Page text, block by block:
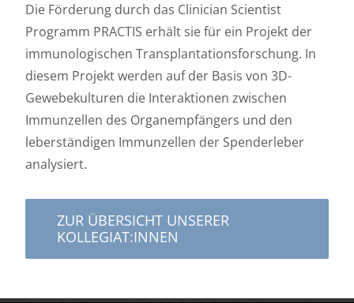
Die Förderung durch das Clinician Scientist
Programm PRACTIS erhält sie für ein Projekt der
immunologischen Transplantationsforschung. In
diesem Projekt werden auf der Basis von 3D-
Gewebekulturen die Interaktionen zwischen
Immunzellen des Organempfängers und den
leberständigen Immunzellen der Spenderleber
analysiert.
ZUR ÜBERSICHT UNSERER
KOLLEGIAT:INNEN